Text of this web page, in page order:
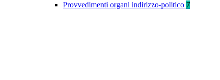
Provvedimenti organi indirizzo-politico 7